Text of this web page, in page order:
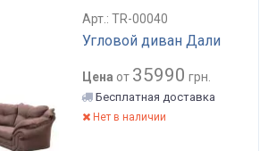
Арт.: TR-00040
Угловой диван Дали
Цена от 35990 грн.
Бесплатная доставка
Нет в наличии